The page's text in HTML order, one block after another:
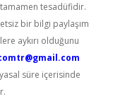
tesadüfidir.
bir bilgi paylaşım
aykırı olduğunu
süre içerisinde